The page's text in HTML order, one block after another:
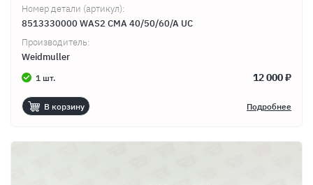
Номер детали (артикул):
8513330000 WAS2 CMA 40/50/60/A UC
Производитель:
Weidmuller
1 шт. 12 000 ₽
В корзину Подробнее